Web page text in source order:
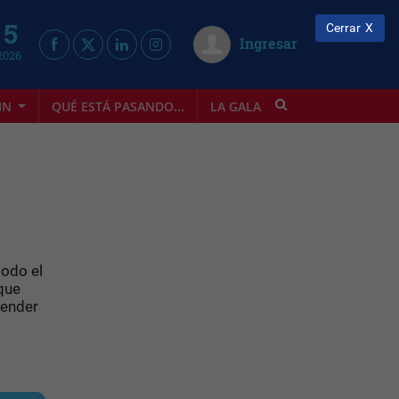
Ingresar
QUÉ ESTÁ PASANDO... LA GALA INFOSTYLE
el
Cerrar